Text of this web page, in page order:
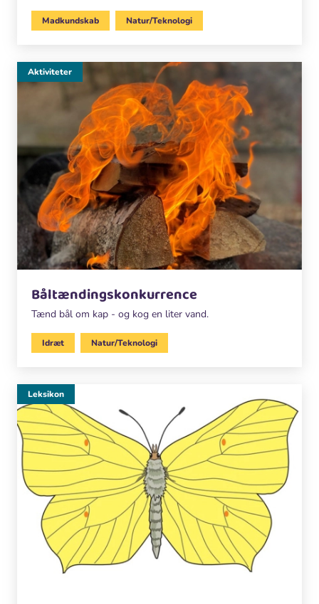
Madkundskab Natur/Teknologi
Båltændingskonkurrence
Tænd bål om kap - og kog en liter vand.
Aktiviteter
Idræt Natur/Teknologi
Leksikon